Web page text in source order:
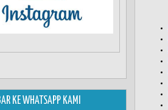
KE WHATSAPP KAMI